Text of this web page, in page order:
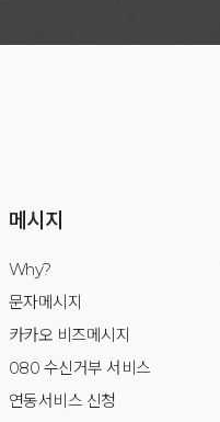
메시지
Why?
문자메시지
카카오 비즈메시지
080 수신거부 서비스
연동서비스 신청